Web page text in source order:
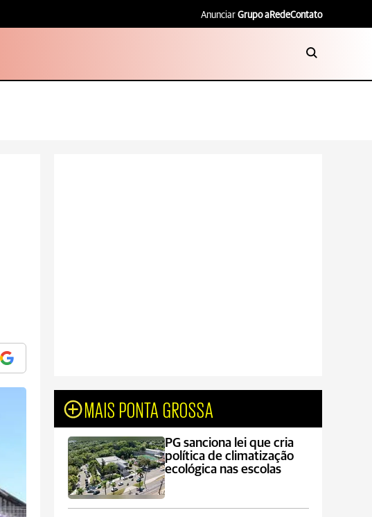
Anunciar Grupo aRedeContato
MAIS PONTA GROSSA
PG sanciona lei que cria
política de climatização
ecológica nas escolas